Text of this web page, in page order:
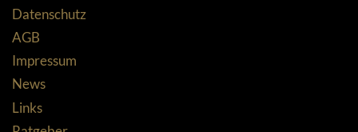
Datenschutz
AGB
Impressum
News
Links